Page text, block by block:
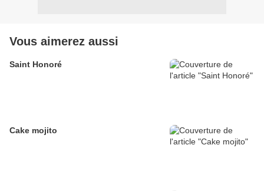
Vous aimerez aussi
Saint Honoré
Cake mojito